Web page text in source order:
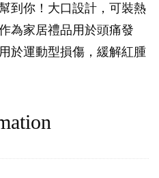
到你！大口設計，可裝熱
為家居禮品用於頭痛發
於運動型損傷，緩解紅腫